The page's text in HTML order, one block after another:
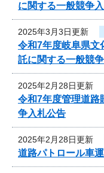
に関する一般競争
2025年3月3日更新
令和7年度岐阜県文
託に関する一般競
2025年2月28日更新
令和7年度管理道路
争入札公告
2025年2月28日更新
道路パトロール車